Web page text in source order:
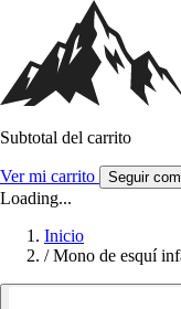
Subtotal del carrito
Ver mi carrito Seguir
Loading...
Inicio
/ Mono de esquí